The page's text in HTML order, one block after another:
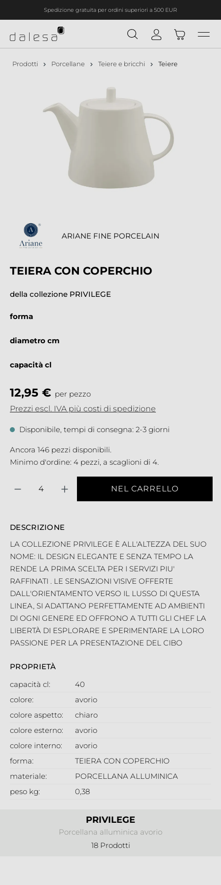
principaleSpedizione gratuita per ordini superiori a 500 EUR
PRIVILEGE
Porcellana alluminica avorio
18 Prodotti
Prodotti Porcellane Teiere e bricchi Teiere
ARIANE FINE PORCELAIN
TEIERA CON COPERCHIO
della collezione PRIVILEGE
12,95 € per pezzo
Prezzi escl. IVA più costi di spedizione
Disponibile, tempi di consegna: 2-3 giorni
Ancora 146 pezzi disponibili.
Minimo d'ordine: 4 pezzi, a scaglioni di 4.
forma
diametro cm
capacità cl
NEL CARRELLO
DESCRIZIONE
LA COLLEZIONE PRIVILEGE È ALL'ALTEZZA DEL SUO
NOME: IL DESIGN ELEGANTE E SENZA TEMPO LA
RENDE LA PRIMA SCELTA PER I SERVIZI PIU'
RAFFINATI . LE SENSAZIONI VISIVE OFFERTE
DALL'ORIENTAMENTO VERSO IL LUSSO DI QUESTA
LINEA, SI ADATTANO PERFETTAMENTE AD AMBIENTI
DI OGNI GENERE ED OFFRONO A TUTTI GLI CHEF LA
LIBERTÀ DI ESPLORARE E SPERIMENTARE LA LORO
PASSIONE PER LA PRESENTAZIONE DEL CIBO
PROPRIETÀ
capacità cl:
40
colore:
avorio
colore aspetto:
chiaro
colore esterno:
avorio
colore interno:
avorio
forma:
TEIERA CON COPERCHIO
materiale:
PORCELLANA ALLUMINICA
peso kg:
0,38